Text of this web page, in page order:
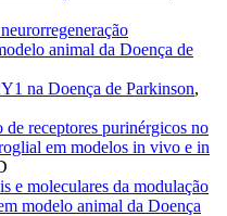
animal da Doença de
na Doença de Parkinson,
receptores purinérgicos no
em modelos in vivo e in
e moleculares da modulação
modelo animal da Doença